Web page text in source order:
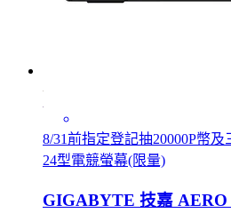
8/31前指定登記抽20000P幣
24型電競螢幕(限量)
GIGABYTE 技嘉 AERO